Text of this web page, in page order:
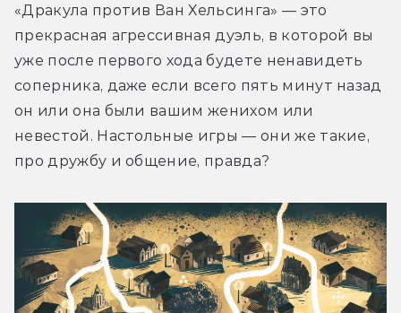
«Дракула против Ван Хельсинга» — это
прекрасная агрессивная дуэль, в которой вы
уже после первого хода будете ненавидеть
соперника, даже если всего пять минут назад
он или она были вашим женихом или
невестой. Настольные игры — они же такие,
про дружбу и общение, правда?